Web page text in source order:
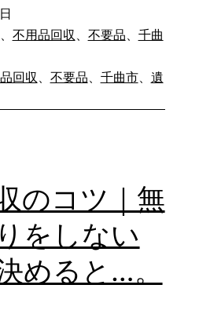
る
と
な
ッ
ク
が
何
処
分
予
品
の
量
次
不用品回収 不要品
千曲
回収 不要品 千曲市、 遺
のコツ｜無
をしない
めると…。